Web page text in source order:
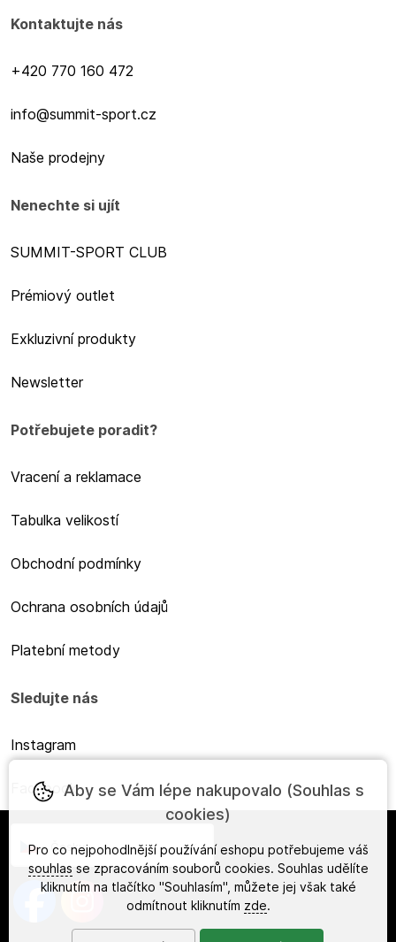
Kontaktujte nás
+420 770 160 472
info@summit-sport.cz
Naše prodejny
Nenechte si ujít
SUMMIT-SPORT CLUB
Prémiový outlet
Exkluzivní produkty
Newsletter
Potřebujete poradit?
Vracení a reklamace
Tabulka velikostí
Obchodní podmínky
Ochrana osobních údajů
Platební metody
Sledujte nás
Instagram
Facebook
Česky
Aby se Vám lépe nakupovalo (Souhlas s
cookies)
Pro co nejpohodlnější používání eshopu potřebujeme váš
souhlas se zpracováním souborů cookies. Souhlas udělíte
kliknutím na tlačítko "Souhlasím", můžete jej však také
odmítnout kliknutím zde.